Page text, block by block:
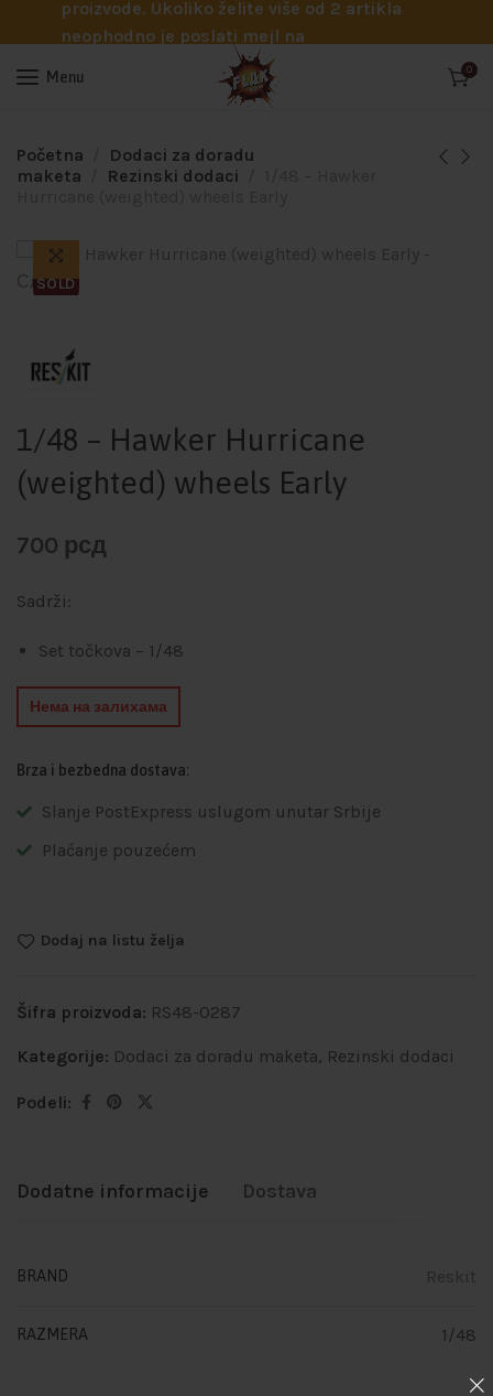
proizvode. Ukoliko želite više od 2 artikla
neophodno je poslati mejl na
info@flakhobby.com sa preciznim šiframa
proizvoda. Svakako nas možete pozvati
potrebna pomoć oko odabira.
Menu 0
Početna
Dodaci za doradu
maketa
Rezinski dodaci
SOLD
1/48 – Hawker Hurricane
(weighted) wheels Early
700 рсд
Sadrži:
Set točkova – 1/48
Нема на залихама
Brza i bezbedna dostava:
Slanje PostExpress uslugom unutar Srbije
Plaćanje pouzećem
Dodaj na listu želja
Šifra proizvoda: RS48-0287
Kategorije: Dodaci za doradu maketa, Rezinski dodaci
Podeli:
Dodatne informacije Dostava
BRAND
RAZMERA 1/48